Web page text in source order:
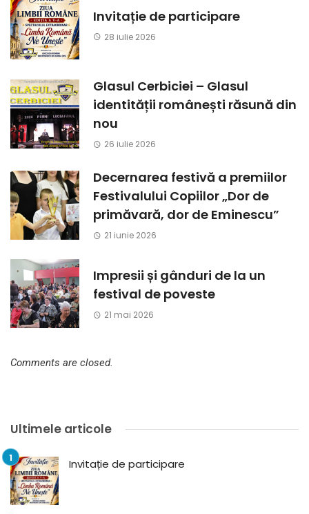
Invitație de participare
28 iulie 2026
Glasul Cerbiciei – Glasul
identității românești răsună din
nou
26 iulie 2026
Decernarea festivă a premiilor
Festivalului Copiilor „Dor de
primăvară, dor de Eminescu”
21 iunie 2026
Impresii și gânduri de la un
festival de poveste
21 mai 2026
Comments are closed.
Ultimele articole
Invitație de participare